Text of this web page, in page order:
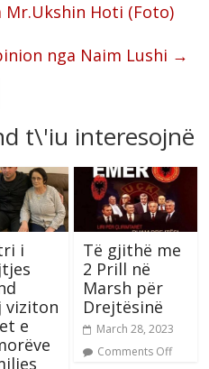
Mr.Ukshin Hoti (Foto)
nga Naim Lushi →
t\'iu interesojnë
i
viziton
e
Të gjithë me
2 Prill në
Marsh për
Drejtësinë
March 28, 2023
Comments Off